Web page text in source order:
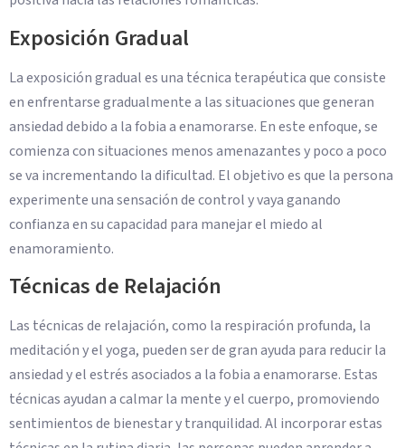
Exposición Gradual
La exposición gradual es una técnica terapéutica que consiste
en enfrentarse gradualmente a las situaciones que generan
ansiedad debido a la fobia a enamorarse. En este enfoque, se
comienza con situaciones menos amenazantes y poco a poco
se va incrementando la dificultad. El objetivo es que la persona
experimente una sensación de control y vaya ganando
confianza en su capacidad para manejar el miedo al
enamoramiento.
Técnicas de Relajación
Las técnicas de relajación, como la respiración profunda, la
meditación y el yoga, pueden ser de gran ayuda para reducir la
ansiedad y el estrés asociados a la fobia a enamorarse. Estas
técnicas ayudan a calmar la mente y el cuerpo, promoviendo
sentimientos de bienestar y tranquilidad. Al incorporar estas